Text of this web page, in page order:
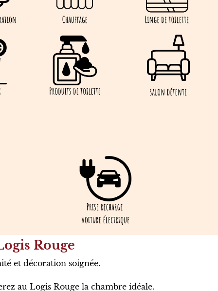
Rouge​
et décoration soignée.
au Logis Rouge la chambre idéale.